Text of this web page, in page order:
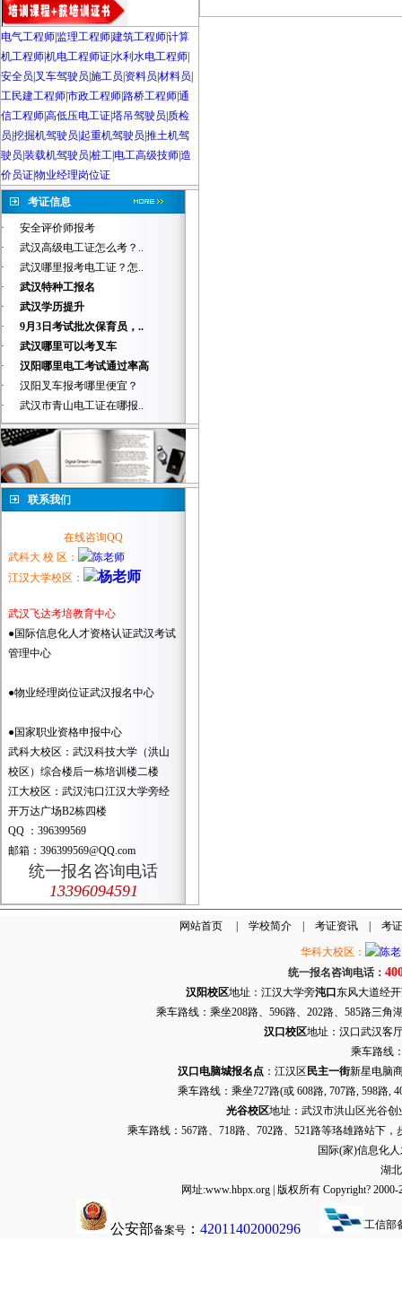
电气工程师 监理工程师建筑工程师计算
机工程师机电工程师证水利水电工程师
安全员 叉车驾驶员 施工员 资料员 材料员
工民建工程师市政工程师路桥工程师通
信工程师高低压电工证塔吊驾驶员 质检
员 挖掘机驾驶员|起重机驾驶员 推土机驾
驶员 装载机驾驶员 桩工电工高级技师造
价员证物业经理岗位证
考证信息
·
安全评价师报考
·
武汉高级电工证怎么考？..
·
武汉哪里报考电工证？怎..
·
武汉特种工报名
·
武汉学历提升
·
9月3日考试批次保育员，..
·
武汉哪里可以考叉车
·
汉阳哪里电工考试通过率高
·
汉阳叉车报考哪里便宜？
·
武汉市青山电工证在哪报..
联系我们
在线咨询QQ
武科大 校 区：
江汉大学校区：
武汉飞达考培教育中心
●国际信息化人才资格认证武汉考试
管理中心
●物业经理岗位证武汉报名中心
●国家职业资格申报中心
武科大校区：武汉科技大学（洪山
校区）综合楼后一栋培训楼二楼
江大校区：武汉沌口江汉大学旁经
开万达广场B2栋四楼
QQ ：396399569
邮箱：396399569@QQ.com
统一报名咨询电话
13396094591
网站首页| 学校简介| 考证资讯| 考
华科大校区：
统一报名咨询电话：
汉阳校区地址：江汉大学旁沌口 东风大道经
乘车路线：乘坐208路、596路、202路、585路三
汉口校区地址：汉口武汉客
乘车路线
汉口电脑城报名点：江汉区 民主一街新星电脑
乘车路线：乘坐727路(或 608路, 707路, 598路,
光谷校区地址：武汉市洪山区光谷创
乘车路线：567路、718路、702路、521路等珞雄路站下
国际(家)信息化
湖
网址:www.hbpx.org | 版权所有 Copyright?
公安部备案号 ： 42011402000296 工信部